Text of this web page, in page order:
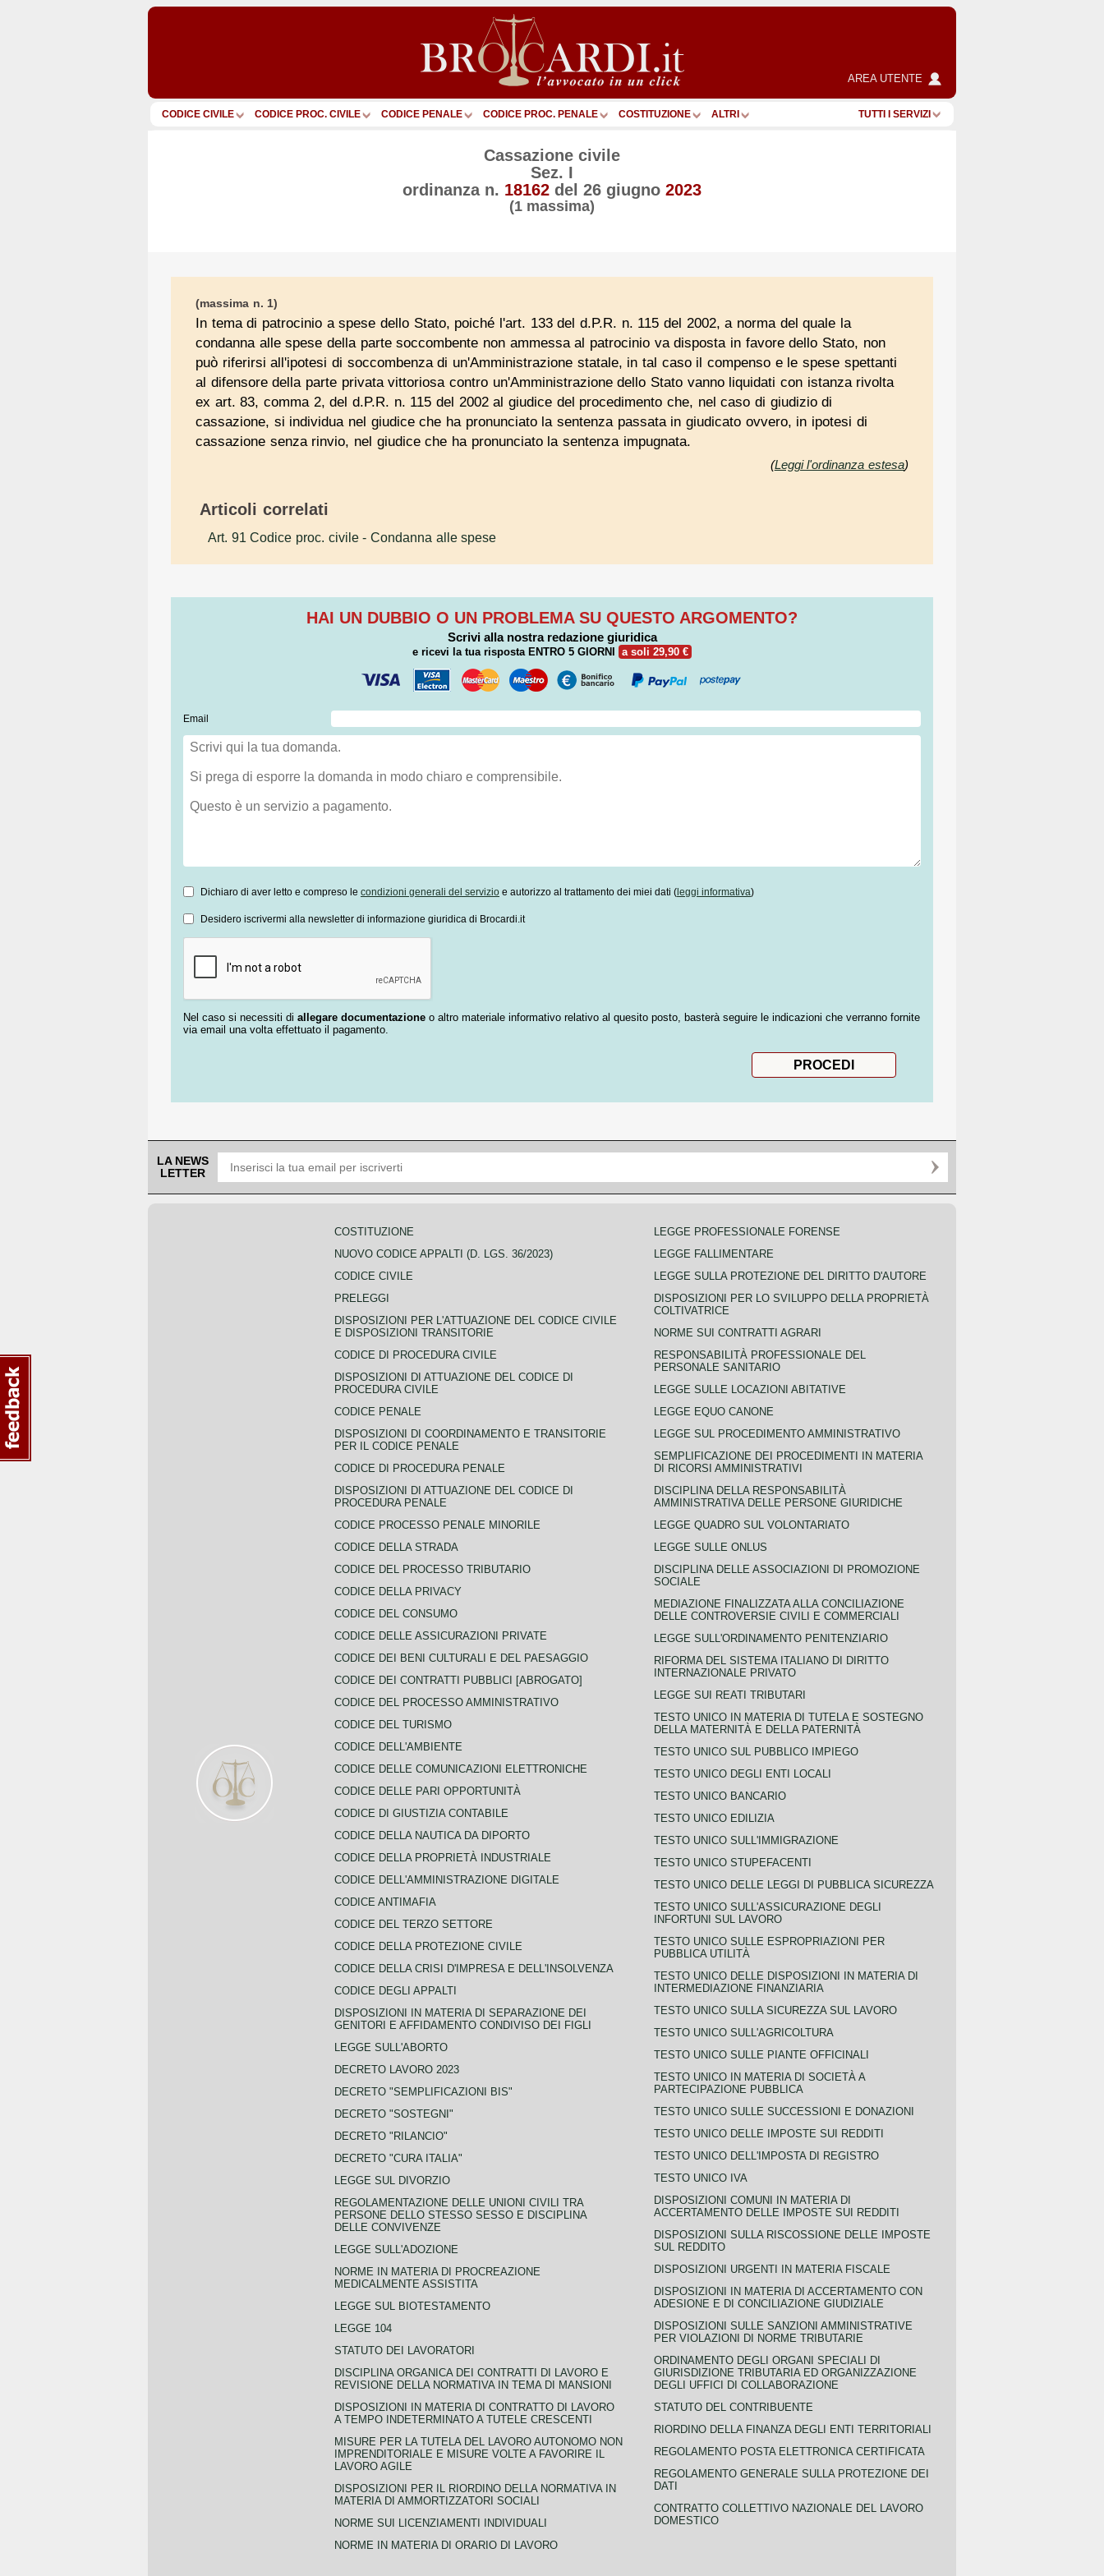
AREA UTENTE
CODICE CIVILE CODICE PROC. CIVILE CODICE PENALE CODICE PROC. PENALE COSTITUZIONE ALTRI TUTTI I SERVIZI
Cassazione civile
Sez. I
ordinanza n. 18162 del 26 giugno 2023
(1 massima)
(massima n. 1)
In tema di patrocinio a spese dello Stato, poiché l'art. 133 del d.P.R. n. 115 del 2002, a norma del quale la
condanna alle spese della parte soccombente non ammessa al patrocinio va disposta in favore dello Stato, non
può riferirsi all'ipotesi di soccombenza di un'Amministrazione statale, in tal caso il compenso e le spese spettanti
al difensore della parte privata vittoriosa contro un'Amministrazione dello Stato vanno liquidati con istanza rivolta
ex art. 83, comma 2, del d.P.R. n. 115 del 2002 al giudice del procedimento che, nel caso di giudizio di
cassazione, si individua nel giudice che ha pronunciato la sentenza passata in giudicato ovvero, in ipotesi di
cassazione senza rinvio, nel giudice che ha pronunciato la sentenza impugnata.
(Leggi l'ordinanza estesa)
Articoli correlati
Art. 91 Codice proc. civile- Condanna alle spese
HAI UN DUBBIO O UN PROBLEMA SU QUESTO ARGOMENTO?
Scrivi alla nostra redazione giuridica
e ricevi la tua risposta ENTRO 5 GIORNI a soli 29,90 €
Email
Dichiaro di aver letto e compreso le condizioni generali del servizio e autorizzo al trattamento dei miei dati ( leggi informativa)
Desidero iscrivermi alla newsletter di informazione giuridica di Brocardi.it
Nel caso si necessiti di allegare documentazione o altro materiale informativo relativo al quesito posto, basterà seguire le indicazioni che verranno fornite
via email una volta effettuato il pagamento.
LA NEWS
LETTER
COSTITUZIONE
NUOVO CODICE APPALTI (D. LGS. 36/2023)
CODICE CIVILE
PRELEGGI
DISPOSIZIONI PER L'ATTUAZIONE DEL CODICE CIVILE
E DISPOSIZIONI TRANSITORIE
CODICE DI PROCEDURA CIVILE
DISPOSIZIONI DI ATTUAZIONE DEL CODICE DI
PROCEDURA CIVILE
CODICE PENALE
DISPOSIZIONI DI COORDINAMENTO E TRANSITORIE
PER IL CODICE PENALE
CODICE DI PROCEDURA PENALE
DISPOSIZIONI DI ATTUAZIONE DEL CODICE DI
PROCEDURA PENALE
CODICE PROCESSO PENALE MINORILE
CODICE DELLA STRADA
CODICE DEL PROCESSO TRIBUTARIO
CODICE DELLA PRIVACY
CODICE DEL CONSUMO
CODICE DELLE ASSICURAZIONI PRIVATE
CODICE DEI BENI CULTURALI E DEL PAESAGGIO
CODICE DEI CONTRATTI PUBBLICI [ABROGATO]
CODICE DEL PROCESSO AMMINISTRATIVO
CODICE DEL TURISMO
CODICE DELL'AMBIENTE
CODICE DELLE COMUNICAZIONI ELETTRONICHE
CODICE DELLE PARI OPPORTUNITÀ
CODICE DI GIUSTIZIA CONTABILE
CODICE DELLA NAUTICA DA DIPORTO
CODICE DELLA PROPRIETÀ INDUSTRIALE
CODICE DELL'AMMINISTRAZIONE DIGITALE
CODICE ANTIMAFIA
CODICE DEL TERZO SETTORE
CODICE DELLA PROTEZIONE CIVILE
CODICE DELLA CRISI D'IMPRESA E DELL'INSOLVENZA
CODICE DEGLI APPALTI
DISPOSIZIONI IN MATERIA DI SEPARAZIONE DEI
GENITORI E AFFIDAMENTO CONDIVISO DEI FIGLI
LEGGE SULL'ABORTO
DECRETO LAVORO 2023
DECRETO "SEMPLIFICAZIONI BIS"
DECRETO "SOSTEGNI"
DECRETO "RILANCIO"
DECRETO "CURA ITALIA"
LEGGE SUL DIVORZIO
REGOLAMENTAZIONE DELLE UNIONI CIVILI TRA
PERSONE DELLO STESSO SESSO E DISCIPLINA
DELLE CONVIVENZE
LEGGE SULL'ADOZIONE
NORME IN MATERIA DI PROCREAZIONE
MEDICALMENTE ASSISTITA
LEGGE SUL BIOTESTAMENTO
LEGGE 104
STATUTO DEI LAVORATORI
DISCIPLINA ORGANICA DEI CONTRATTI DI LAVORO E
REVISIONE DELLA NORMATIVA IN TEMA DI MANSIONI
DISPOSIZIONI IN MATERIA DI CONTRATTO DI LAVORO
A TEMPO INDETERMINATO A TUTELE CRESCENTI
MISURE PER LA TUTELA DEL LAVORO AUTONOMO NON
IMPRENDITORIALE E MISURE VOLTE A FAVORIRE IL
LAVORO AGILE
DISPOSIZIONI PER IL RIORDINO DELLA NORMATIVA IN
MATERIA DI AMMORTIZZATORI SOCIALI
NORME SUI LICENZIAMENTI INDIVIDUALI
NORME IN MATERIA DI ORARIO DI LAVORO
LEGGE PROFESSIONALE FORENSE
LEGGE FALLIMENTARE
LEGGE SULLA PROTEZIONE DEL DIRITTO D'AUTORE
DISPOSIZIONI PER LO SVILUPPO DELLA PROPRIETÀ
COLTIVATRICE
NORME SUI CONTRATTI AGRARI
RESPONSABILITÀ PROFESSIONALE DEL
PERSONALE SANITARIO
LEGGE SULLE LOCAZIONI ABITATIVE
LEGGE EQUO CANONE
LEGGE SUL PROCEDIMENTO AMMINISTRATIVO
SEMPLIFICAZIONE DEI PROCEDIMENTI IN MATERIA
DI RICORSI AMMINISTRATIVI
DISCIPLINA DELLA RESPONSABILITÀ
AMMINISTRATIVA DELLE PERSONE GIURIDICHE
LEGGE QUADRO SUL VOLONTARIATO
LEGGE SULLE ONLUS
DISCIPLINA DELLE ASSOCIAZIONI DI PROMOZIONE
SOCIALE
MEDIAZIONE FINALIZZATA ALLA CONCILIAZIONE
DELLE CONTROVERSIE CIVILI E COMMERCIALI
LEGGE SULL'ORDINAMENTO PENITENZIARIO
RIFORMA DEL SISTEMA ITALIANO DI DIRITTO
INTERNAZIONALE PRIVATO
LEGGE SUI REATI TRIBUTARI
TESTO UNICO IN MATERIA DI TUTELA E SOSTEGNO
DELLA MATERNITÀ E DELLA PATERNITÀ
TESTO UNICO SUL PUBBLICO IMPIEGO
TESTO UNICO DEGLI ENTI LOCALI
TESTO UNICO BANCARIO
TESTO UNICO EDILIZIA
TESTO UNICO SULL'IMMIGRAZIONE
TESTO UNICO STUPEFACENTI
TESTO UNICO DELLE LEGGI DI PUBBLICA SICUREZZA
TESTO UNICO SULL'ASSICURAZIONE DEGLI
INFORTUNI SUL LAVORO
TESTO UNICO SULLE ESPROPRIAZIONI PER
PUBBLICA UTILITÀ
TESTO UNICO DELLE DISPOSIZIONI IN MATERIA DI
INTERMEDIAZIONE FINANZIARIA
TESTO UNICO SULLA SICUREZZA SUL LAVORO
TESTO UNICO SULL'AGRICOLTURA
TESTO UNICO SULLE PIANTE OFFICINALI
TESTO UNICO IN MATERIA DI SOCIETÀ A
PARTECIPAZIONE PUBBLICA
TESTO UNICO SULLE SUCCESSIONI E DONAZIONI
TESTO UNICO DELLE IMPOSTE SUI REDDITI
TESTO UNICO DELL'IMPOSTA DI REGISTRO
TESTO UNICO IVA
DISPOSIZIONI COMUNI IN MATERIA DI
ACCERTAMENTO DELLE IMPOSTE SUI REDDITI
DISPOSIZIONI SULLA RISCOSSIONE DELLE IMPOSTE
SUL REDDITO
DISPOSIZIONI URGENTI IN MATERIA FISCALE
DISPOSIZIONI IN MATERIA DI ACCERTAMENTO CON
ADESIONE E DI CONCILIAZIONE GIUDIZIALE
DISPOSIZIONI SULLE SANZIONI AMMINISTRATIVE
PER VIOLAZIONI DI NORME TRIBUTARIE
ORDINAMENTO DEGLI ORGANI SPECIALI DI
GIURISDIZIONE TRIBUTARIA ED ORGANIZZAZIONE
DEGLI UFFICI DI COLLABORAZIONE
STATUTO DEL CONTRIBUENTE
RIORDINO DELLA FINANZA DEGLI ENTI TERRITORIALI
REGOLAMENTO POSTA ELETTRONICA CERTIFICATA
REGOLAMENTO GENERALE SULLA PROTEZIONE DEI
DATI
CONTRATTO COLLETTIVO NAZIONALE DEL LAVORO
DOMESTICO